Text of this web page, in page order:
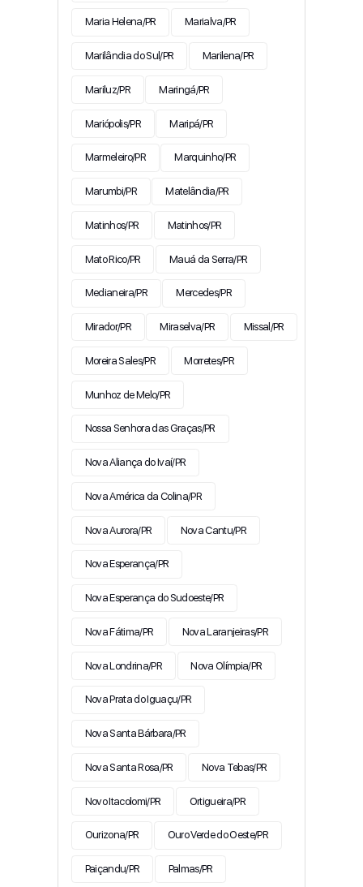
Maria Helena/PR Marialva/PR
Marilândia do Sul/PR Marilena/PR
Mariluz/PR Maringá/PR
Mariópolis/PR Maripá/PR
Marmeleiro/PR Marquinho/PR
Marumbi/PR Matelândia/PR
Matinhos/PR Matinhos/PR
Mato Rico/PR Mauá da Serra/PR
Medianeira/PR Mercedes/PR
Mirador/PR Miraselva/PR Missal/PR
Moreira Sales/PR Morretes/PR
Munhoz de Melo/PR
Nossa Senhora das Graças/PR
Nova Aliança do Ivaí/PR
Nova América da Colina/PR
Nova Aurora/PR Nova Cantu/PR
Nova Esperança/PR
Nova Esperança do Sudoeste/PR
Nova Fátima/PR Nova Laranjeiras/PR
Nova Londrina/PR Nova Olímpia/PR
Nova Prata do Iguaçu/PR
Nova Santa Bárbara/PR
Nova Santa Rosa/PR Nova Tebas/PR
Novo Itacolomi/PR Ortigueira/PR
Ourizona/PR Ouro Verde do Oeste/PR
Paiçandu/PR Palmas/PR